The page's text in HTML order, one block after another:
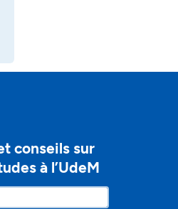
conseils sur
à l’UdeM